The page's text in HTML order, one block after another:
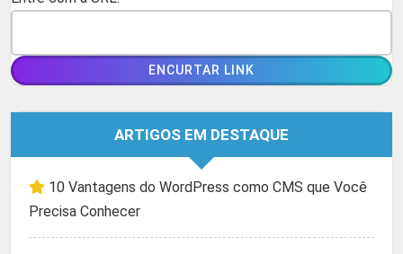
ARTIGOS EM DESTAQUE
10 Vantagens do WordPress como CMS que Você
Precisa Conhecer